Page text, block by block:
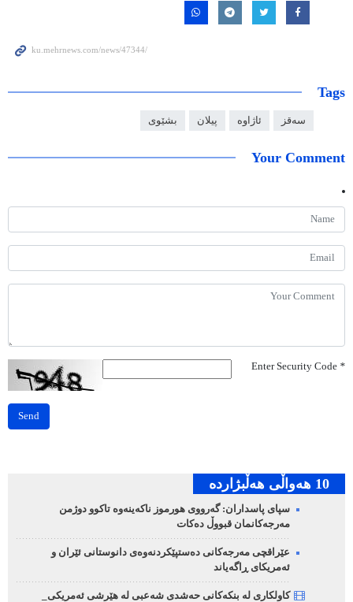
Tags
سەقز ئاژاوە پیلان بشێوی
Your Comment
*
Send
10 هه‌واڵی هه‌ڵبژارده‌
سپای پاسداران: گەرووی هورموز ناکەینەوە تاکوو دوژمن
مەرجەکانمان قبووڵ دەکات
عێراقچی مەرجەکانی دەستپێکردنەوەی دانوستانی ئێران و
ئەمریکای ڕاگەیاند
کاولکاری لە بنکەکانی حەشدی شەعبی لە هێرشی ئەمریکی_